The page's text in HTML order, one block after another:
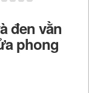
đen vằn
phong